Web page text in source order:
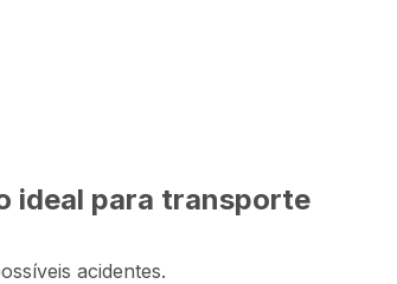
ideal para transporte
acidentes.